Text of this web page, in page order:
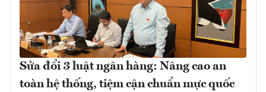
Sửa đổi 3 luật ngân hàng: Nâng cao an
toàn hệ thống, tiệm cận chuẩn mực quốc